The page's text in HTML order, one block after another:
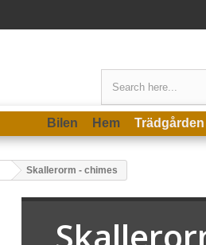
Bilen Hem Trädgården
Skallerorm - chimes